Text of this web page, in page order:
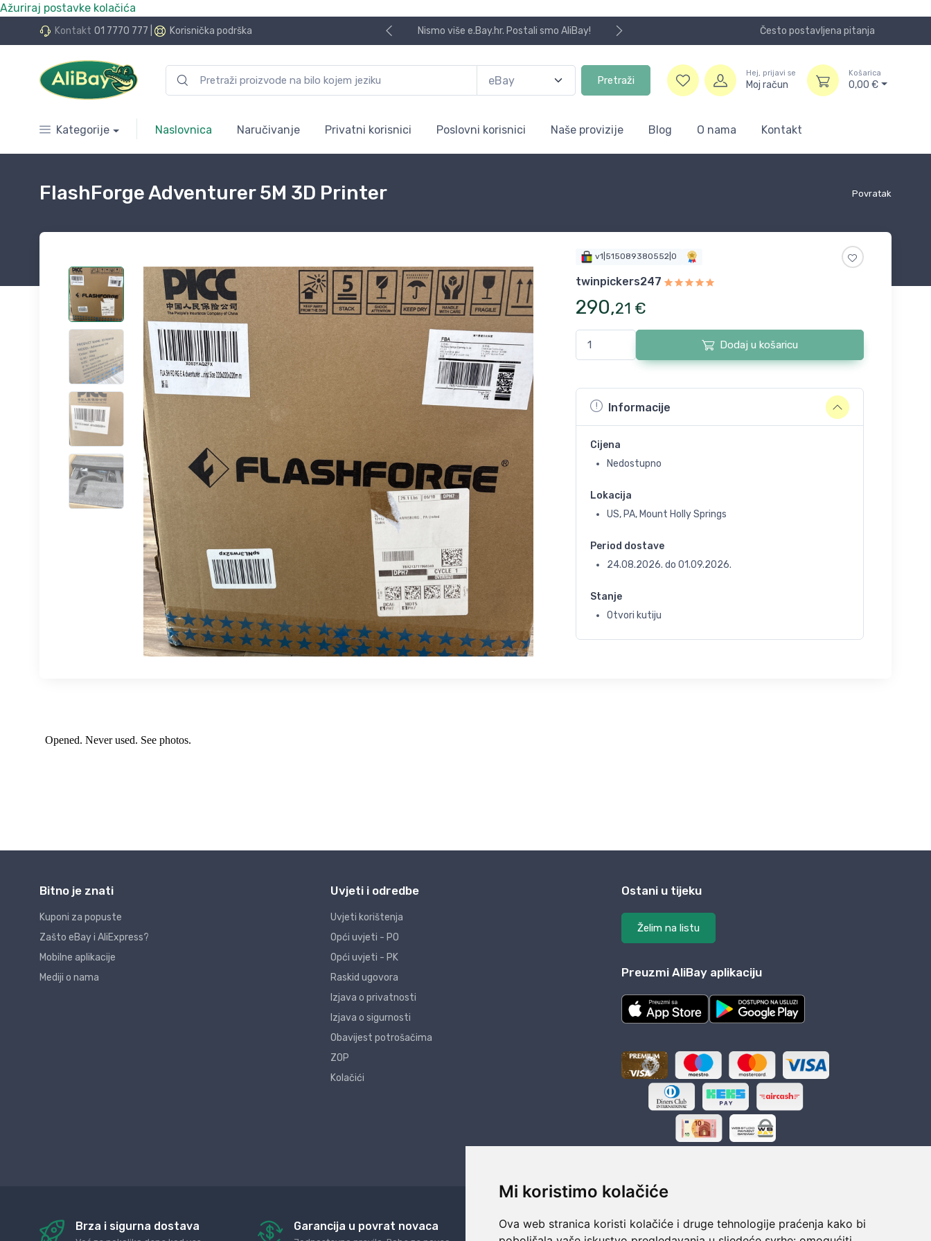
Mi koristimo kolačiće
Ova web stranica koristi kolačiće i druge tehnologije praćenja kako bi
Ažuriraj postavke kolačića
Kontakt 01 7770 777 Korisnička podrška
24 rate bez kamata Nismo više e.Bay.hr. Postali smo AliBay! Često postavljena pitanja
Pretraži
Hej, prijavi se
Moj račun
Košarica
0,00 €
Kategorije Naslovnica Naručivanje Privatni korisnici Poslovni korisnici Naše provizije Blog O nama Kontakt
Povratak
FlashForge Adventurer 5M 3D Printer
v1|515089380552|0
twinpickers247
290,21 €
Dodaj u košaricu
Informacije
Cijena
Nedostupno
Lokacija
US, PA, Mount Holly Springs
Period dostave
24.08.2026. do 01.09.2026.
Stanje
Otvori kutiju
Bitno je znati
Kuponi za popuste
Zašto eBay i AliExpress?
Mobilne aplikacije
Mediji o nama
Uvjeti i odredbe
Uvjeti korištenja
Opći uvjeti - PO
Opći uvjeti - PK
Raskid ugovora
Izjava o privatnosti
Izjava o sigurnosti
Obavijest potrošačima
ZOP
Kolačići
Ostani u tijeku
Želim na listu
Preuzmi AliBay aplikaciju
Brza i sigurna dostava Garancija u povrat novaca 24/7 odlična podrška Sigurno obročno plaćanje